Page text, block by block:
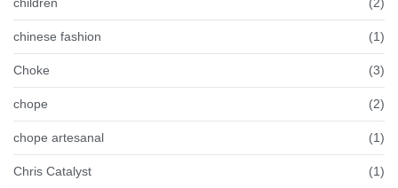
chinese fashion (1)
Choke (3)
chope (2)
chope artesanal (1)
Chris Catalyst (1)